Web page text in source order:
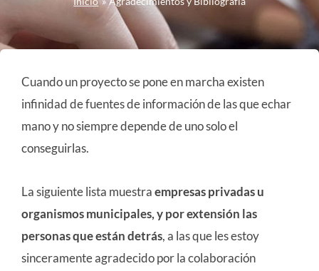
Cuando un proyecto se pone en marcha existen
infinidad de fuentes de información de las que echar
mano y no siempre depende de uno solo el
conseguirlas.
La siguiente lista muestraempresas privadas u
organismos municipales, y por extensión las
personas que están detrás, a las que les estoy
sinceramente agradecido por la colaboración